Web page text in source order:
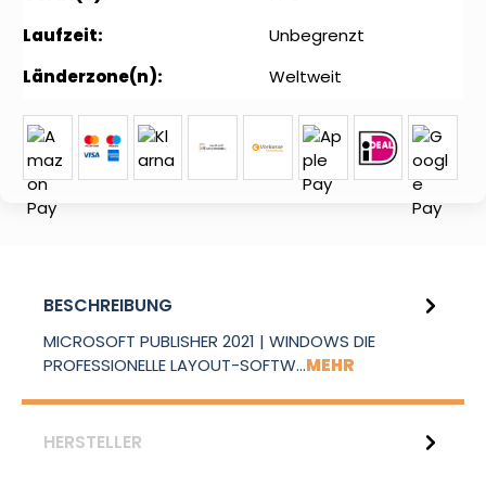
Laufzeit:
Unbegrenzt
Länderzone(n):
Weltweit
BESCHREIBUNG
MICROSOFT PUBLISHER 2021 | WINDOWS DIE
PROFESSIONELLE LAYOUT-SOFTW…MEHR
HERSTELLER